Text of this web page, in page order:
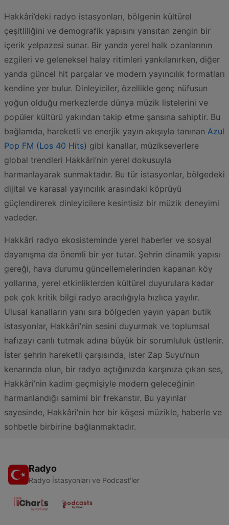
Hakkâri’deki radyo istasyonları, bölgenin kültürel
çeşitliliğini ve demografik yapısını yansıtan zengin bir
içerik yelpazesi sunar. Bir yanda yerel halk ozanlarının
ezgileri ve geleneksel halay ritimleri yankılanırken, diğer
yanda güncel hit parçalar ve modern yayıncılık formatları
kendine yer bulur. Dinleyiciler, özellikle genç nüfusun
yoğun olduğu merkezlerde dünya müzik listelerini ve
popüler kültürü yakından takip etme şansına sahiptir. Bu
bağlamda, hareketli ve enerjik yayın akışıyla tanınan Azul
Pop FM (Los 40 Hits) gibi kanallar, müzikseverlere
global trendleri Hakkâri’nin yerel dokusuyla
harmanlayarak sunmaktadır. Bu tür istasyonlar, bölgedeki
dijital ve karasal yayıncılık arasındaki köprüyü
güçlendirerek dinleyicilere kesintisiz bir müzik deneyimi
vadeder.
Hakkâri radyo ekosisteminde yerel haberler ve sosyal
dayanışma da önemli bir yer tutar. Şehrin dinamik yapısı
gereği, hava durumu güncellemelerinden kapanan köy
yollarına, yerel etkinliklerden kültürel duyurulara kadar
pek çok kritik bilgi radyo aracılığıyla hızlıca yayılır.
Ulusal kanalların yanı sıra bölgeden yayın yapan butik
istasyonlar, Hakkâri’nin sesini duyurmak ve toplumsal
hafızayı canlı tutmak adına büyük bir sorumluluk üstlenir.
İster şehrin hareketli çarşısında, ister Zap Suyu’nun
kenarında olun, bir radyo açtığınızda karşınıza çıkan ses,
Hakkâri’nin kadim geçmişiyle modern geleceğinin
harmanlandığı samimi bir frekanstır. Bu yayınlar
sayesinde, Hakkâri'nin her bir köşesi müzikle, haberle ve
sohbetle birbirine bağlanmaktadır.
Radyo
Radyo İstasyonları ve Podcast'ler